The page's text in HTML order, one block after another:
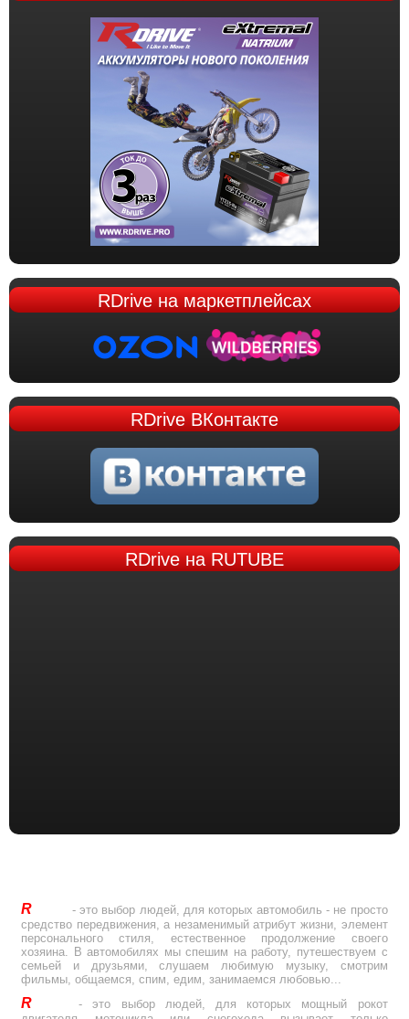
RDriveна маркетплейсах
RDriveВКонтакте
RDriveна RUTUBE
R
- это выбор людей, для которых автомобиль - не просто
средство передвижения, а незаменимый атрибут жизни, элемент
персонального стиля, естественное продолжение своего
хозяина. В автомобилях мы спешим на работу, путешествуем с
семьей и друзьями, слушаем любимую музыку, смотрим
фильмы, общаемся, спим, едим, занимаемся любовью...
R
- это выбор людей, для которых мощный рокот